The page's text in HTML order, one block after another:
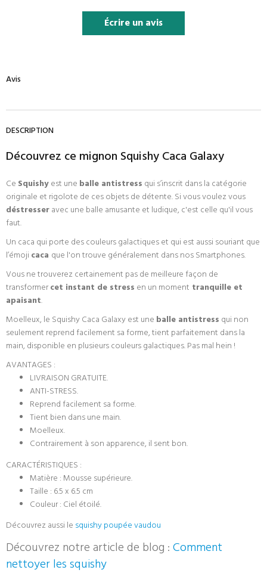
Écrire un avis
Avis
DESCRIPTION
Découvrez ce mignon Squishy Caca Galaxy
Ce Squishyest une balle antistress qui s’inscrit dans la catégorie
originale et rigolote de ces objets de détente. Si vous voulez vous
déstresseravec une balle amusante et ludique, c'est celle qu'il vous
faut.
Un caca qui porte des couleurs galactiques et qui est aussi souriant que
l’émoji caca que l'on trouve généralement dans nos Smartphones.
Vous ne trouverez certainement pas de meilleure façon de
transformercet instant de stress en un moment tranquille et
apaisant.
Moelleux, le Squishy Caca Galaxy est une balle antistress qui non
seulement reprend facilement sa forme, tient parfaitement dans la
main, disponible en plusieurs couleurs galactiques. Pas mal hein !
AVANTAGES :
LIVRAISON GRATUITE.
ANTI-STRESS.
Reprend facilement sa forme.
Tient bien dans une main.
Moelleux.
Contrairement à son apparence, il sent bon.
CARACTÉRISTIQUES :
Matière : Mousse supérieure.
Taille : 6.5 x 6.5 cm
Couleur : Ciel étoilé.
Découvrez aussi le squishy poupée vaudou
Découvrez notre article de blog :Comment
nettoyer les squishy